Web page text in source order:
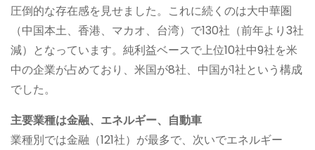
圧倒的な存在感を見せました。これに続くのは大中華圏
（中国本土、香港、マカオ、台湾）で130社（前年より3社
減）となっています。純利益ベースで上位10社中9社を米
中の企業が占めており、米国が8社、中国が1社という構成
でした。
主要業種は金融、エネルギー、自動車
業種別では金融（121社）が最多で、次いでエネルギー